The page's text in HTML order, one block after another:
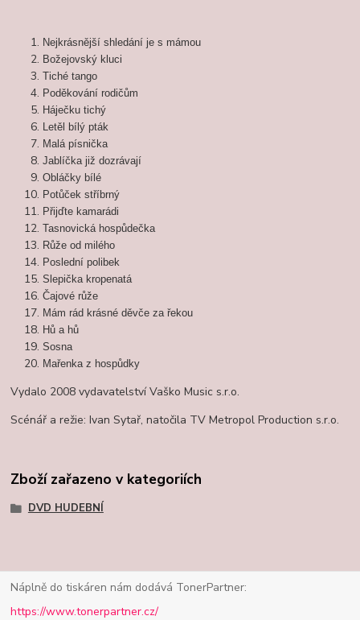
Nejkrásnější shledání je s mámou
Božejovský kluci
Tiché tango
Poděkování rodičům
Háječku tichý
Letěl bílý pták
Malá písnička
Jablíčka již dozrávají
Obláčky bílé
Potůček stříbrný
Přijďte kamarádi
Tasnovická hospůdečka
Růže od milého
Poslední polibek
Slepička kropenatá
Čajové růže
Mám rád krásné děvče za řekou
Hů a hů
Sosna
Mařenka z hospůdky
Vydalo 2008 vydavatelství Vaško Music s.r.o.
Scénář a režie: Ivan Sytař, natočila TV Metropol Production s.r.o.
Zboží zařazeno v kategoriích
DVD HUDEBNÍ
Náplně do tiskáren nám dodává TonerPartner:
https://www.tonerpartner.cz/